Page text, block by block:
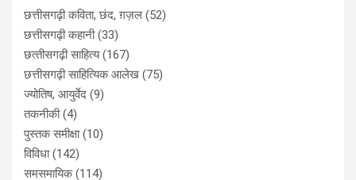
छत्तीसगढ़ी कविता, छंद, ग़ज़ल (52)
छत्तीसगढ़ी कहानी(33)
छत्‍तीसगढ़ी साहित्‍य(167)
छत्तीसगढ़ी साहित्यिक आलेख (75)
ज्योतिष, आयुर्वेद (9)
तकनीकी(4)
पुस्‍तक समीक्षा(10)
विविधा(142)
समसमायिक(114)